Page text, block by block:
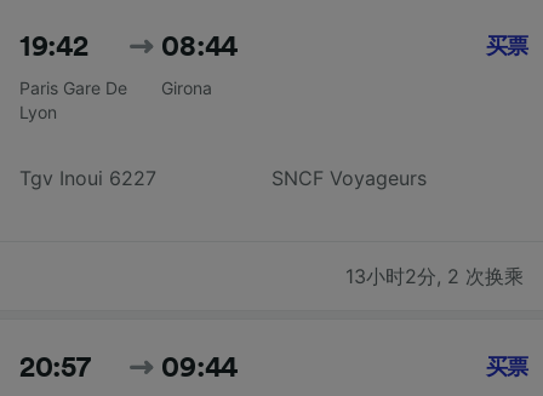
19:42
Paris Gare De
Lyon
08:44
Girona
Tgv Inoui 6227 SNCF Voyageurs
买票
13小时2分, 2 次换乘
20:57 09:44 买票